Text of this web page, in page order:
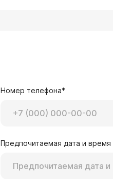
Номер телефона*
Предпочитаемая дата и время